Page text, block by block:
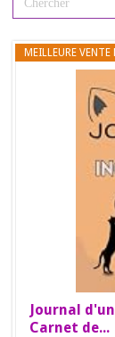
MEILLEURE VENTE
Journal
Carnet de...